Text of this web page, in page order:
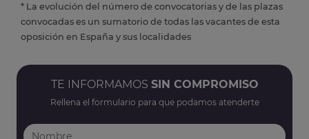
* La evolución del número de convocatorias y de las plazas
convocadas es un sumatorio de todas las vacantes de esta
oposición en España y sus localidades
TE INFORMAMOS SIN COMPROMISO
Rellena el formulario para que podamos atenderte